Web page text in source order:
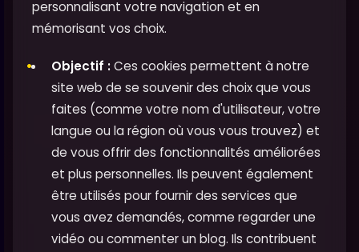
personnalisant votre navigation et en
mémorisant vos choix.
Objectif :Ces cookies permettent à notre
site web de se souvenir des choix que vous
faites (comme votre nom d'utilisateur, votre
langue ou la région où vous vous trouvez) et
de vous offrir des fonctionnalités améliorées
et plus personnelles. Ils peuvent également
être utilisés pour fournir des services que
vous avez demandés, comme regarder une
vidéo ou commenter un blog. Ils contribuent